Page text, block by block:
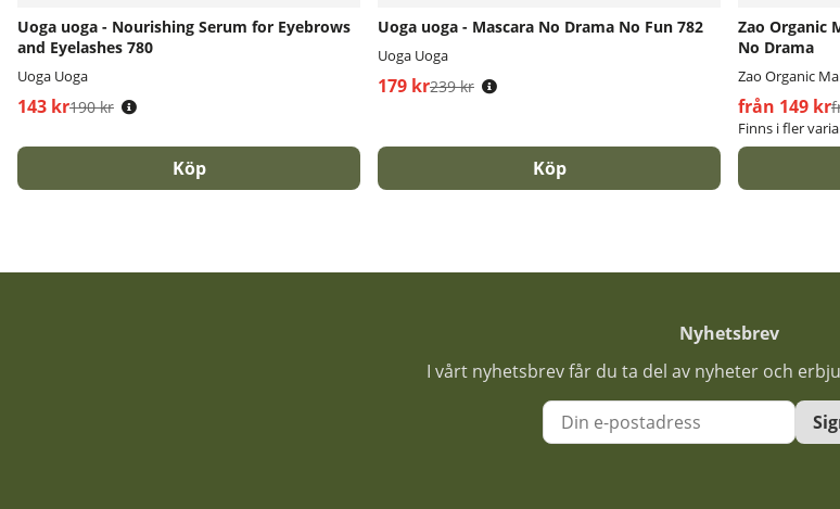
Uoga uoga - Nourishing Serum for Eyebrows
and Eyelashes 780
Uoga Uoga
143 kr
Ordinarie pris:
190 kr
Köp
Uoga uoga - Mascara No Drama No Fun 782
Uoga Uoga
179 kr
Ordinarie pris:
239 kr
Köp
Zao Organic
No Drama
Zao Organic
från 149 kr
Ordinarie
Finns i fler
Nyhetsbrev
I vårt nyhetsbrev får du ta del av nyheter och